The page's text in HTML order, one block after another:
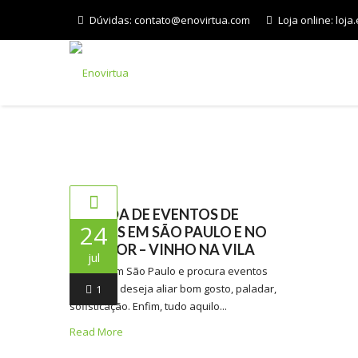
Dúvidas: contato@enovirtua.com Loja online:
24
jul
1
AGENDA DE EVENTOS DE
VINHOS EM SÃO PAULO E NO
INTERIOR – VINHO NA VILA
Se está em São Paulo e procura eventos
nos quais deseja aliar bom gosto, paladar,
sofisticação. Enfim, tudo aquilo...
Read More